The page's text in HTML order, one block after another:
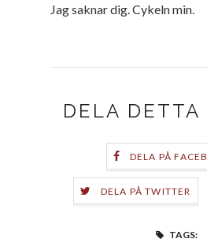
Jag saknar dig. Cykeln min.
DELA DETTA
DELA PÅ
DELA PÅ TWITTER
TAGS: